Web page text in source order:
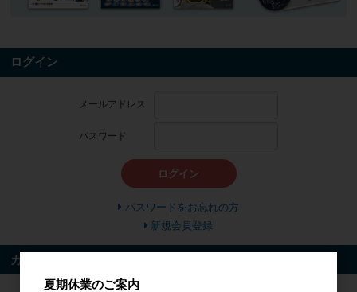
ログイン
メールアドレス
パスワード
ログイン
パスワードをお忘れの方
新規会員登録
カート
夏期休業のご案内